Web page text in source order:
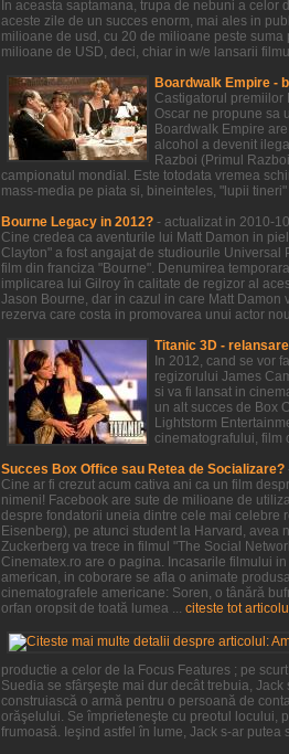
In aceasta saptamana, trupa de nebuni a
aceste zile de un succes enorm, mai ales in
milioane de usd, cu 20 de milioane peste
milioane de USD, deci, chiar in w/e lansarii
Boardwalk Empire -
Castigatorul premiilor
Oscar ne propune sa
Boardwalk Empire
alcohol a devenit
Razboi (Primul
campionatul mondial. Este totodata vremea
mass-media pe piata si, bineinteles, "lupii
Bourne Legacy in 2012? - actualizat in 2010-
Cine credea ca aventurile lui Matt Damon in
Clayton" a fost angajat de studiourile
film din franciza "Bourne". Denumirea
implicarea lui Gilroy în calitate de regizor al
Jason Bourne, dar in cazul in care Matt
rezerva care costa in promovarea unui actor
Titanic 3D -
In 2012, cand se vor
regizorului James
si va fi lansat in
un alt succes de Box
Lightstorm
cinematografului, film
Succes Box Office sau Retea de Socializare?
Cine ar fi crezut acum cativa ani ca un film
nimeni! Facebook are sute de milioane de
despre fondatorii uneia dintre cele mai celebre
Eisenberg), pe atunci student la Harvard, avea
Zuckerberg va trece in filmul "The Social
Cinematex.ro are o pagina. Incasarile filmului
american, in coborare se afla o animate
cinematografele americane: Soren, o tânără
orfan oropsit de toată lumea ... citeste tot articolul
productie a celor de la Focus Features ; pe
Suedia se sfârşeşte mai dur decât trebuia,
construiască o armă pentru o persoană de
orăşelului. Se împrieteneşte cu preotul locului,
frumoasă. Ieşind astfel în lume, Jack s-ar